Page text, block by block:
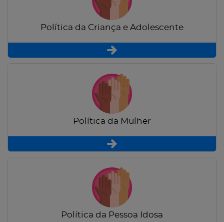
Política da Criança e Adolescente
Política da Mulher
Política da Pessoa Idosa